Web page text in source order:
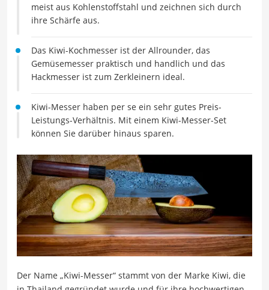
meist aus Kohlenstoffstahl und zeichnen sich durch
ihre Schärfe aus.
Das Kiwi-Kochmesser ist der Allrounder, das
Gemüsemesser praktisch und handlich und das
Hackmesser ist zum Zerkleinern ideal.
Kiwi-Messer haben per se ein sehr gutes Preis-
Leistungs-Verhältnis. Mit einem Kiwi-Messer-Set
können Sie darüber hinaus sparen.
Der Name „Kiwi-Messer“ stammt von der Marke Kiwi, die